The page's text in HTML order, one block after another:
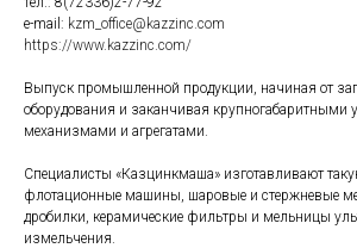
e-mail: kzm_office@kazzinc.com
https://www.kazzinc.com/
Выпуск промышленной продукции, начиная от
оборудования и заканчивая крупногабаритными
механизмами и агрегатами.
Специалисты «Казцинкмаша» изготавливают
флотационные машины, шаровые и стержневые
дробилки, керамические фильтры и мельницы
измельчения.